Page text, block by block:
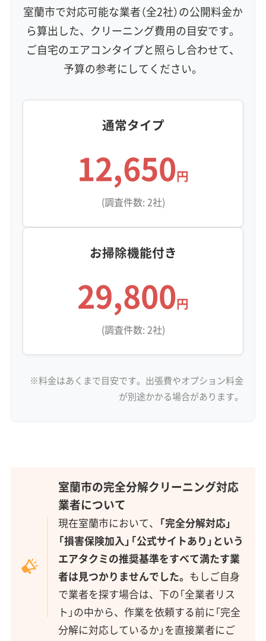
保証付き アフターフォロー
女性スタッフ在籍
エコ洗剤使用
ハウスダスト除去
利便性・サービス (12)
当日予約可能
即日対応可能 24時間対応
土日祝日対応
防カビ・抗菌 消臭処理
※項目にカーソルを合わせると詳細な説明が表示されます。
室蘭市で対応可能な業者（全2社）の公開料金か
ら算出した、クリーニング費用の目安です。
ご自宅のエアコンタイプと照らし合わせて、
予算の参考にしてください。
通常タイプ
12,650円
(調査件数: 2社)
お掃除機能付き
29,800円
(調査件数: 2社)
※料金はあくまで目安です。出張費やオプション料金
が別途かかる場合があります。
室蘭市の完全分解クリーニング対応
業者について
現在室蘭市において、 「完全分解対応」
「損害保険加入」「公式サイトあり」という
エアタクミの推奨基準をすべて満たす業
者は見つかりませんでした。 もしご自身
で業者を探す場合は、下の「全業者リス
ト」の中から、作業を依頼する前に「完全
分解に対応しているか」を直接業者にご